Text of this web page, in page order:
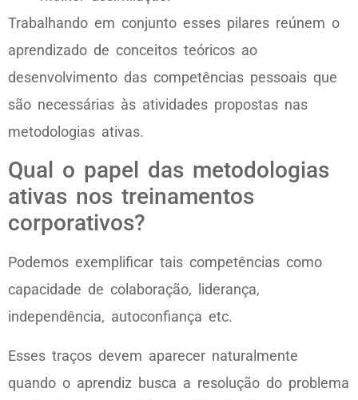
Trabalhando em conjunto esses pilares reúnem o
aprendizado de conceitos teóricos ao
desenvolvimento das competências pessoais que
são necessárias às atividades propostas nas
metodologias ativas.
Qual o papel das metodologias
ativas nos treinamentos
corporativos?
Podemos exemplificar tais competências como
capacidade de colaboração, liderança,
independência, autoconfiança etc.
Esses traços devem aparecer naturalmente
quando o aprendiz busca a resolução do problema